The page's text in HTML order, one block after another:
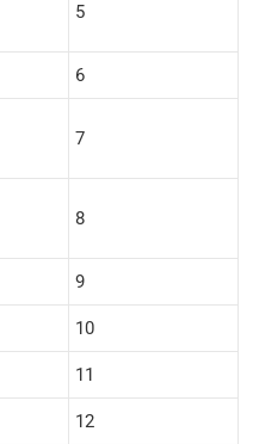
5
6
7
8
9
10
11
12